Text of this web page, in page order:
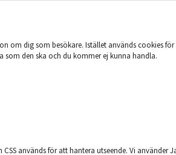
om dig som besökare. Istället används cookies
den ska och du kommer ej kunna handla.
används för att hantera utseende. Vi använder